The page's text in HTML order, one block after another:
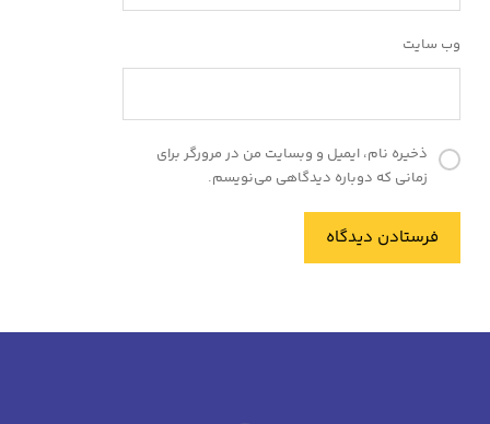
وب‌ سایت
ذخیره نام، ایمیل و وبسایت من در مرورگر برای
زمانی که دوباره دیدگاهی می‌نویسم.
فرستادن دیدگاه